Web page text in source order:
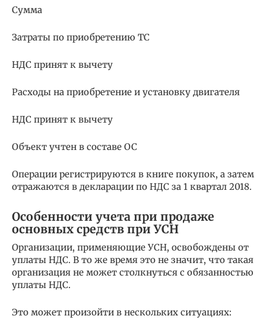
Сумма
Затраты по приобретению ТС
НДС принят к вычету
Расходы на приобретение и установку двигателя
НДС принят к вычету
Объект учтен в составе ОС
Операции регистрируются в книге покупок, а затем
отражаются в декларации по НДС за 1 квартал 2018.
Особенности учета при продаже
основных средств при УСН
Организации, применяющие УСН, освобождены от
уплаты НДС. В то же время это не значит, что такая
организация не может столкнуться с обязанностью
уплаты НДС.
Это может произойти в нескольких ситуациях: